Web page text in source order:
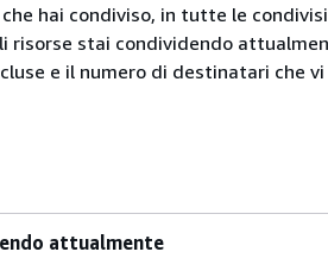
hai condiviso, in tutte le
risorse stai condividendo
e il numero di destinatari che vi
attualmente